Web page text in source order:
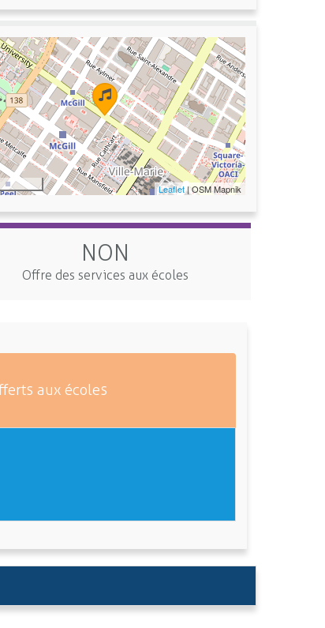
Leaflet| OSM Mapnik
NON
Offre des services aux écoles
aux écoles